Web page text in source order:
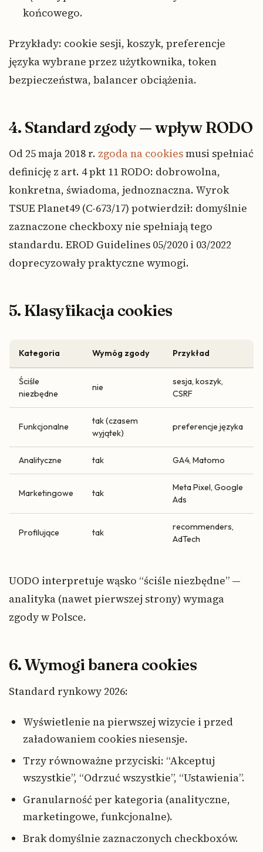
końcowego.
Przykłady: cookie sesji, koszyk, preferencje
języka wybrane przez użytkownika, token
bezpieczeństwa, balancer obciążenia.
4. Standard zgody — wpływ RODO
Od 25 maja 2018 r. zgoda na cookiesmusi spełniać
definicję z art. 4 pkt 11 RODO: dobrowolna,
konkretna, świadoma, jednoznaczna. Wyrok
TSUE Planet49 (C-673/17) potwierdził: domyślnie
zaznaczone checkboxy nie spełniają tego
standardu. EROD Guidelines 05/2020 i 03/2022
doprecyzowały praktyczne wymogi.
5. Klasyfikacja cookies
Kategoria Wymóg zgody Przykład
Ściśle
niezbędne
nie
sesja, koszyk,
CSRF
Funkcjonalne
tak (czasem
wyjątek)
preferencje języka
Analityczne tak GA4, Matomo
Marketingowe tak
Meta Pixel, Google
Ads
Profilujące tak
recommenders,
AdTech
UODO interpretuje wąsko “ściśle niezbędne” —
analityka (nawet pierwszej strony) wymaga
zgody w Polsce.
6. Wymogi banera cookies
Standard rynkowy 2026:
Wyświetlenie na pierwszej wizycie i przed
załadowaniem cookies niesensje.
Trzy równoważne przyciski: “Akceptuj
wszystkie”, “Odrzuć wszystkie”, “Ustawienia”.
Granularność per kategoria (analityczne,
marketingowe, funkcjonalne).
Brak domyślnie zaznaczonych checkboxów.